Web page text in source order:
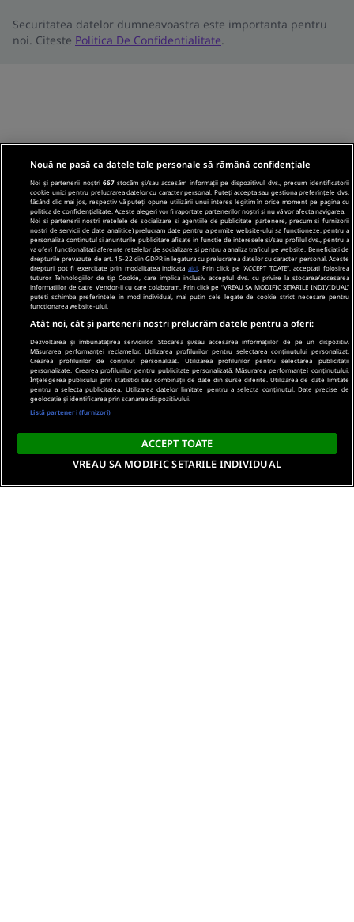
Securitatea datelor dumneavoastra este importanta pentru
noi. Citeste Politica De Confidentialitate.
Nouă ne pasă ca datele tale personale să rămână confidențiale
Noi și partenerii noștri667 stocăm și/sau accesăm informații pe dispozitivul dvs., precum identificatorii
cookie unici pentru prelucrarea datelor cu caracter personal. Puteți accepta sau gestiona preferințele dvs.
făcând clic mai jos, respectiv vă puteți opune utilizării unui interes legitim în orice moment pe pagina cu
politica de confidențialitate. Aceste alegeri vor fi raportate partenerilor noștri și nu vă vor afecta navigarea.
Noi si partenerii nostri (retelele de socializare si agentiile de publicitate partenere, precum si furnizorii
nostri de servicii de date analitice) prelucram date pentru a permite website-ului sa functioneze, pentru a
personaliza continutul si anunturile publicitare afisate in functie de interesele si/sau profilul dvs., pentru a
va oferi functionalitati aferente retelelor de socializare si pentru a analiza traficul pe website. Beneficiati de
drepturile prevazute de art. 15-22 din GDPR in legatura cu prelucrarea datelor cu caracter personal. Aceste
drepturi pot fi exercitate prin modalitatea indicata aici . Prin click pe “ACCEPT TOATE”, acceptati folosirea
tuturor Tehnologiilor de tip Cookie, care implica inclusiv acceptul dvs. cu privire la stocarea/accesarea
informatiilor de catre Vendor-ii cu care colaboram. Prin click pe “VREAU SA MODIFIC SETARILE INDIVIDUAL”
puteti schimba preferintele in mod individual, mai putin cele legate de cookie strict necesare pentru
functionarea website-ului.
Atât noi, cât și partenerii noștri prelucrăm datele pentru a oferi:
Dezvoltarea și îmbunătățirea serviciilor. Stocarea și/sau accesarea informațiilor de pe un dispozitiv.
Măsurarea performanței reclamelor. Utilizarea profilurilor pentru selectarea conținutului personalizat.
Crearea profilurilor de conținut personalizat. Utilizarea profilurilor pentru selectarea publicității
personalizate. Crearea profilurilor pentru publicitate personalizată. Măsurarea performanței conținutului.
Înțelegerea publicului prin statistici sau combinații de date din surse diferite. Utilizarea de date limitate
pentru a selecta publicitatea. Utilizarea datelor limitate pentru a selecta conținutul. Date precise de
geolocație și identificarea prin scanarea dispozitivului.
Listă parteneri (furnizori)
ACCEPT TOATE
VREAU SA MODIFIC SETARILE INDIVIDUAL